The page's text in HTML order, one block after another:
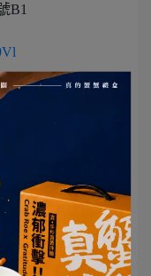
B1
魚 #加量不加價